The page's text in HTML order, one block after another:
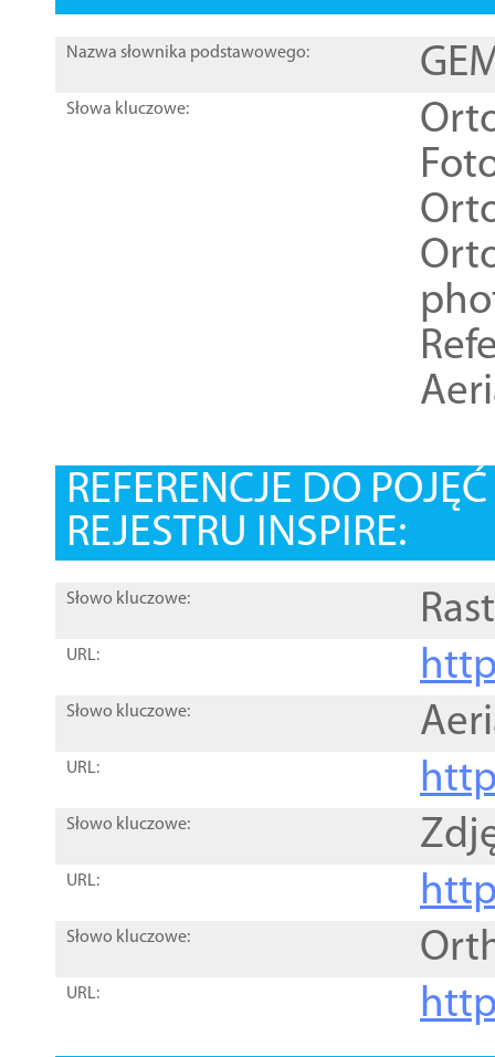
Nazwa słownika podstawowego:
Słowa kluczowe:
REFERENCJE DO
REJESTRU INSPIRE:
Słowo kluczowe:
URL:
Słowo kluczowe:
URL:
Słowo kluczowe:
URL:
Słowo kluczowe:
URL: